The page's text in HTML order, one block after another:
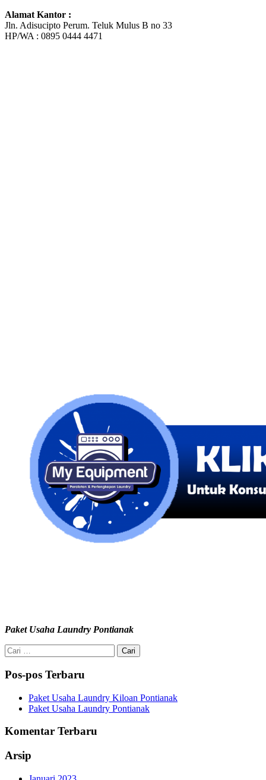
Alamat Kantor :
Jln. Adisucipto Perum. Teluk Mulus B no 33
HP/WA : 0895 0444 4471
Paket Usaha Laundry Pontianak
Cari
untuk:
Pos-pos Terbaru
Paket Usaha Laundry Kiloan Pontianak
Paket Usaha Laundry Pontianak
Komentar Terbaru
Arsip